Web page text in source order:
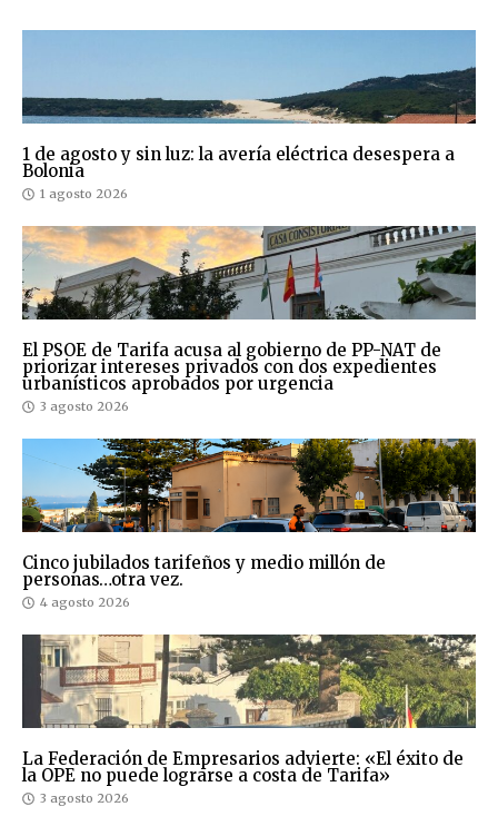
1 de agosto y sin luz: la avería eléctrica desespera a
Bolonia
1 agosto 2026
El PSOE de Tarifa acusa al gobierno de PP-NAT de
priorizar intereses privados con dos expedientes
urbanísticos aprobados por urgencia
3 agosto 2026
Cinco jubilados tarifeños y medio millón de
personas…otra vez.
4 agosto 2026
La Federación de Empresarios advierte: «El éxito de
la OPE no puede lograrse a costa de Tarifa»
3 agosto 2026